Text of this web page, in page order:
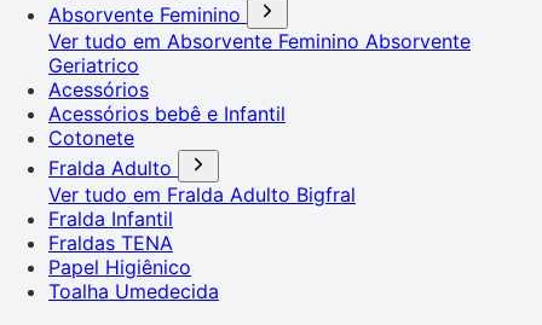
Absorvente Feminino
Ver tudo em Absorvente Feminino Absorvente
Geriatrico
Acessórios
Acessórios bebê e Infantil
Cotonete
Fralda Adulto
Ver tudo em Fralda Adulto Bigfral
Fralda Infantil
Fraldas TENA
Papel Higiênico
Toalha Umedecida